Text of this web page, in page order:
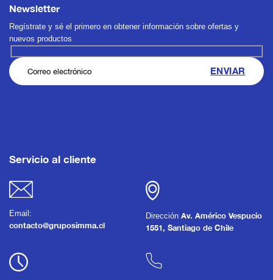
Newsletter
Regístrate y sé el primero en obtener información sobre ofertas y
nuevos productos
Servicio al cliente
Email:
contacto@gruposimma.cl
Dirección Av. Américo Vespucio
1551, Santiago de Chile